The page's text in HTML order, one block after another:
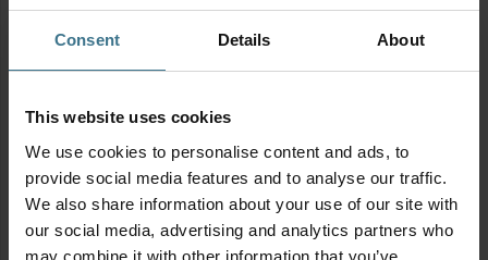
Consent Details About
This website uses cookies
We use cookies to personalise content and ads, to
provide social media features and to analyse our traffic.
We also share information about your use of our site with
our social media, advertising and analytics partners who
may combine it with other information that you’ve
aantal
Set vershouddozen 6-delig
BPA vrij
€49.95
Oorspronkelijke
prijs
was:
€49.95.
€ 19.95
Huidige
prijs
is:
€19.95.
Set
Afmetingen:23.2 × 16.5 × 6.9
cm
BPA vrij
€17.95